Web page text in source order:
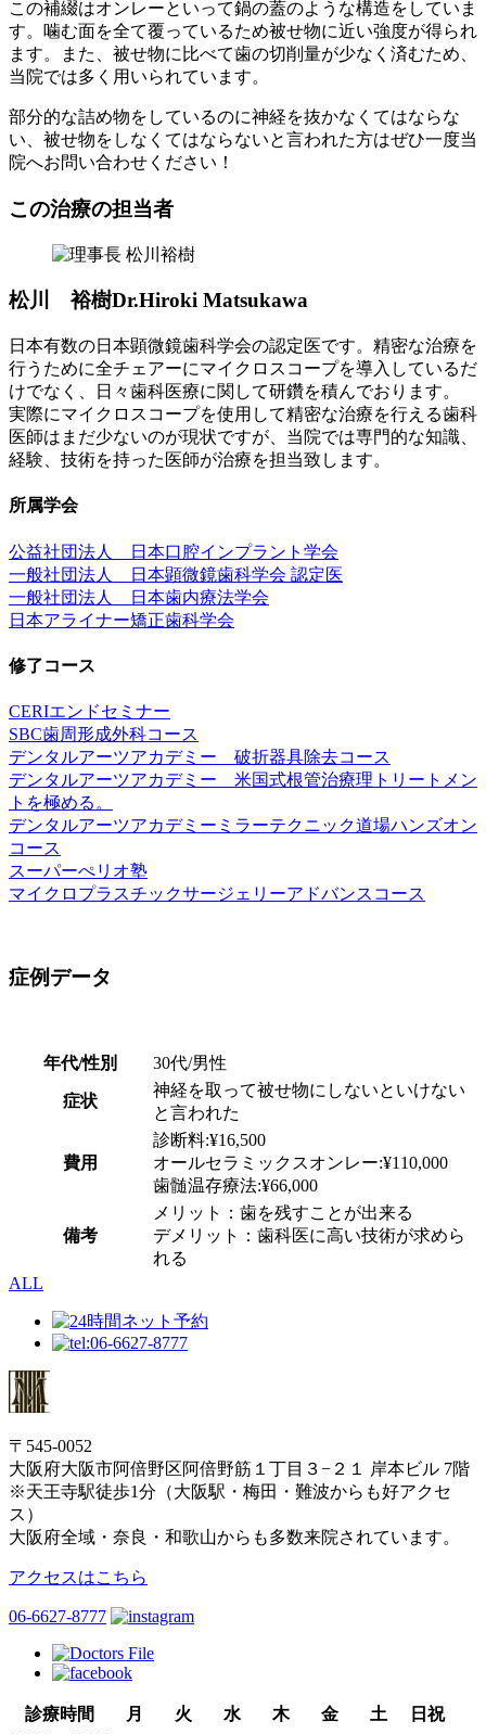
この補綴はオンレーといって鍋の蓋のような構造をしていま
す。噛む面を全て覆っているため被せ物に近い強度が得られ
ます。また、被せ物に比べて歯の切削量が少なく済むため、
当院では多く用いられています。
部分的な詰め物をしているのに神経を抜かなくてはならな
い、被せ物をしなくてはならないと言われた方はぜひ一度当
院へお問い合わせください！
この治療の担当者
松川 裕樹Dr.Hiroki Matsukawa
日本有数の日本顕微鏡歯科学会の認定医です。精密な治療を
行うために全チェアーにマイクロスコープを導入しているだ
けでなく、日々歯科医療に関して研鑽を積んでおります。
実際にマイクロスコープを使用して精密な治療を行える歯科
医師はまだ少ないのが現状ですが、当院では専門的な知識、
経験、技術を持った医師が治療を担当致します。
所属学会
公益社団法人 日本口腔インプラント学会
一般社団法人 日本顕微鏡歯科学会 認定医
一般社団法人 日本歯内療法学会
日本アライナー矯正歯科学会
修了コース
CERIエンドセミナー
SBC歯周形成外科コース
デンタルアーツアカデミー 破折器具除去コース
デンタルアーツアカデミー 米国式根管治療理トリートメン
トを極める。
デンタルアーツアカデミーミラーテクニック道場ハンズオン
コース
スーパーぺリオ塾
マイクロプラスチックサージェリーアドバンスコース
症例データ
年代/性別 30代/男性
症状
神経を取って被せ物にしないといけない
と言われた
費用
診断料:¥16,500
オールセラミックスオンレー:¥110,000
歯髄温存療法:¥66,000
備考
メリット：歯を残すことが出来る
デメリット：歯科医に高い技術が求めら
れる
ALL
〒545-0052
大阪府大阪市阿倍野区阿倍野筋１丁目３−２１ 岸本ビル 7階
※天王寺駅徒歩1分（大阪駅・梅田・難波からも好アクセ
ス）
大阪府全域・奈良・和歌山からも多数来院されています。
アクセスはこちら
06-6627-8777
診療時間 月 火 水 木 金 土
日祝